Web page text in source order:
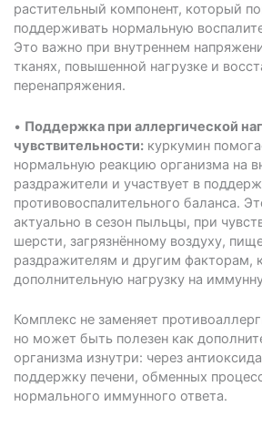
растительный компонент, который
поддерживать нормальную
Это важно при внутреннем
тканях, повышенной нагрузке и
перенапряжения.
• Поддержка при аллергической
чувствительности:куркумин
нормальную реакцию организма на
раздражители и участвует в
противовоспалительного баланса.
актуально в сезон пыльцы, при
шерсти, загрязнённому воздуху,
раздражителям и другим факторам,
дополнительную нагрузку на
Комплекс не заменяет
но может быть полезен как
организма изнутри: через
поддержку печени, обменных
нормального иммунного ответа.